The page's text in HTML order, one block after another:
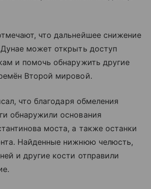
что дальнейшее снижение
может открыть доступ
и помочь обнаружить другие
Второй мировой.
что благодаря обмеления
обнаружили основания
моста, а также останки
Найденные нижнюю челюсть,
и другие кости отправили